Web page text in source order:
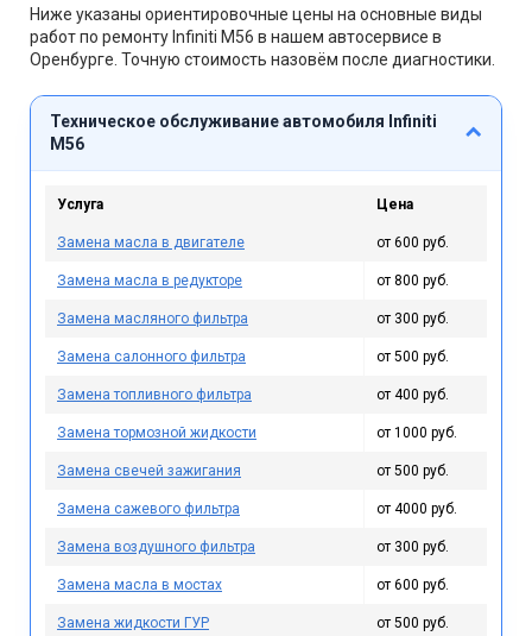
Ниже указаны ориентировочные цены на основные виды
работ по ремонту Infiniti M56 в нашем автосервисе в
Оренбурге. Точную стоимость назовём после диагностики.
Техническое обслуживание автомобиля Infiniti
M56
Услуга Цена
Замена масла в двигателе от 600 руб.
Замена масла в редукторе от 800 руб.
Замена масляного фильтра от 300 руб.
Замена салонного фильтра от 500 руб.
Замена топливного фильтра от 400 руб.
Замена тормозной жидкости от 1000 руб.
Замена свечей зажигания от 500 руб.
Замена сажевого фильтра от 4000 руб.
Замена воздушного фильтра от 300 руб.
Замена масла в мостах от 600 руб.
Замена жидкости ГУР от 500 руб.